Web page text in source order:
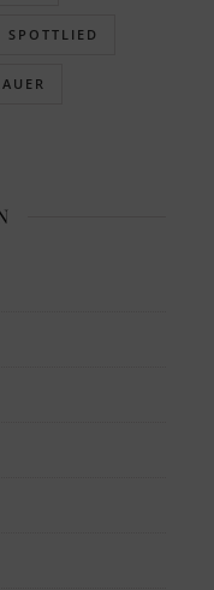
SPOTTLIED